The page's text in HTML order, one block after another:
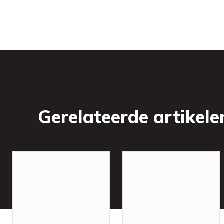
Gerelateerde